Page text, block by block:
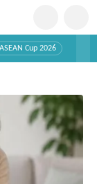
Cup 2026